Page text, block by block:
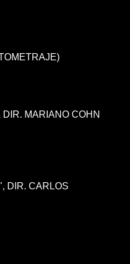
MARIANO COHN
DIR. CARLOS